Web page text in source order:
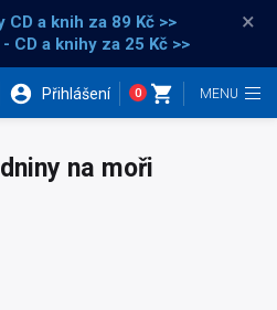
CD a knih za 89 Kč >>
CD a knihy za 25 Kč >>
×
Přihlášení 0
na moři